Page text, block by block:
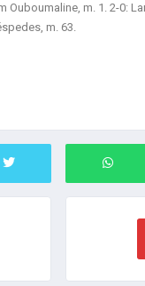
Ouboumaline, m. 1. 2-0:
m. 63.